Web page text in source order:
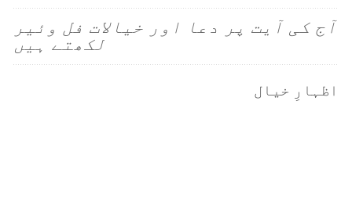
آج کی آیت پر دعا اور خیالات فل وئیر
لکھتے ہیں
اظہارِ خیال